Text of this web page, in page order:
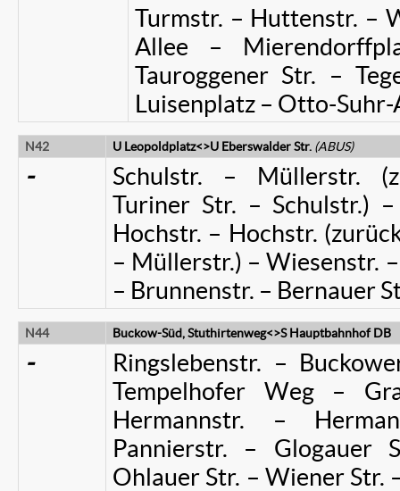
Turmstr. – Huttenstr. –
Allee –
Tauroggener Str. –
Luisenplatz – Otto-Suhr-
N42 U Leopoldplatz<>U Eberswalder Str. (ABUS)
-
Schulstr. – Müllerstr.
Turiner Str. – Schulstr.)
Hochstr. – Hochstr.
– Müllerstr.) – Wiesenstr.
– Brunnenstr. – Bernauer
N44 Buckow-Süd, Stuthirtenweg<>S Hauptbahnhof DB
-
Ringslebenstr. –
Tempelhofer Weg –
Hermannstr. –
Pannierstr. – Glogauer
Ohlauer Str. – Wiener Str.